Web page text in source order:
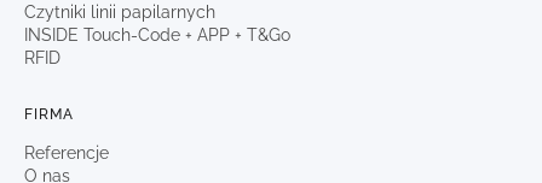
Czytniki linii papilarnych
INSIDE Touch-Code + APP + T&Go
RFID
FIRMA
Referencje
O nas